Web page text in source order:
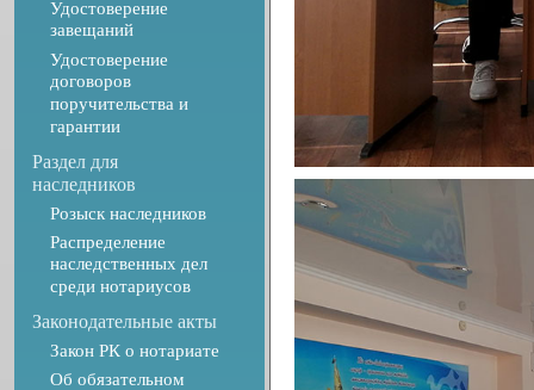
Удостоверение
завещаний
Удостоверение
договоров
поручительства и
гарантии
Раздел для
наследников
Розыск наследников
Распределение
наследственных дел
среди нотариусов
Законодательные акты
Закон РК о нотариате
Об обязательном